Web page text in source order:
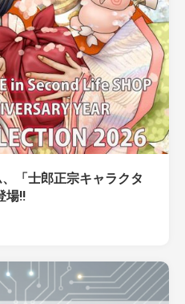
「士郎正宗キャラクタ
場!!